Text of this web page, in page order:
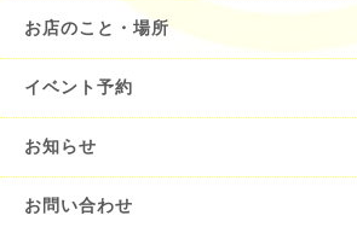
お店のこと・場所
イベント予約
お知らせ
お問い合わせ